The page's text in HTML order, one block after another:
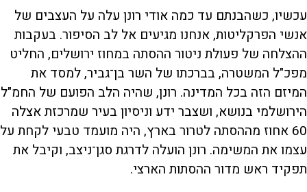
עכשיו, כשהבנתם עד כמה אודי רונן עלה על העצבים של
אנשי הפרקליטות, אנחנו מגיעים אל לב הסיפור. בעקבות
ההצלחה של פעולת ניטור ההסתה במחוז ירושלים, החליט
מפכ"ל המשטרה, בברכתו של השר בן־גביר, למסד את
המיזם הזה בכל המדינה. רונן, שהיה הלב הפועם של החמ"ל
הירושלמי בנושא, ושצבר ידע וניסיון בעיר שמרכזת אצלה
60 אחוז מההסתה לטרור בארץ, היה מועמד טבעי לקחת על
עצמו את המשימה. רונן הועלה לדרגת סגן־ניצב, וקיבל את
תפקיד ראש מדור ההסתות הארצי.